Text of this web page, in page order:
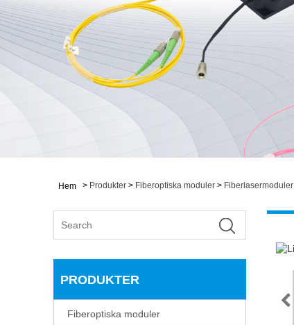
Hem > Produkter > Fiberoptiska moduler > Fiberlasermoduler
PRODUKTER
Fiberoptiska moduler